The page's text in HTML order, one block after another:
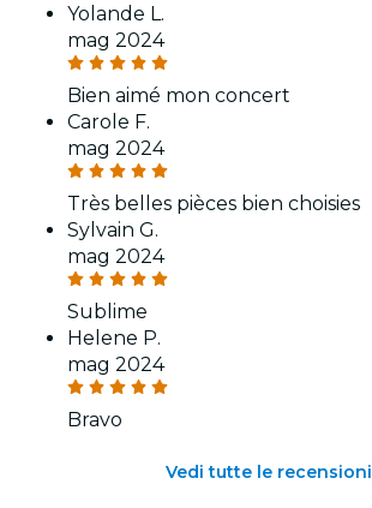
Yolande L.
mag 2024
Bien aimé mon concert
Carole F.
mag 2024
Très belles pièces bien choisies
Sylvain G.
mag 2024
Sublime
Helene P.
mag 2024
Bravo
Vedi tutte le recensioni